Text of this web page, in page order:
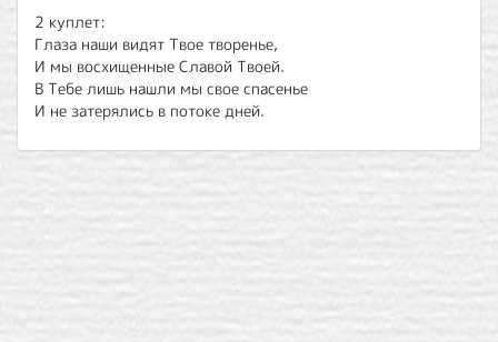
2 куплет:
Глаза наши видят Твое творенье,
И мы восхищенные Славой Твоей.
В Тебе лишь нашли мы свое спасенье
И не затерялись в потоке дней.